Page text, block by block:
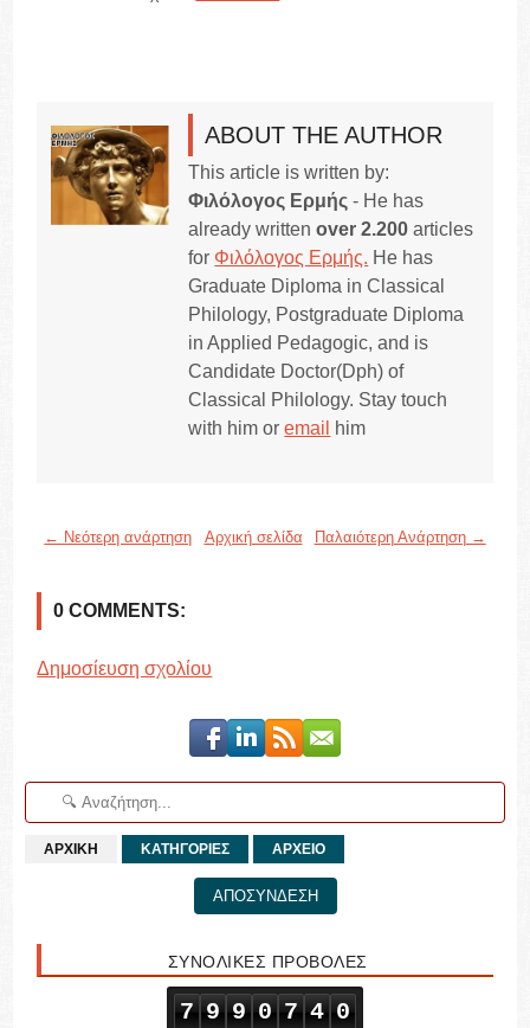
ABOUT THE AUTHOR
This article is written by:
Φιλόλογος Ερμής - He has
already writtenover 2.200 articles
for Φιλόλογος Ερμής. He has
Graduate Diploma in Classical
Philology, Postgraduate Diploma
in Applied Pedagogic, and is
Candidate Doctor(Dph) of
Classical Philology. Stay touch
with him oremail him
← Νεότερη ανάρτηση Παλαιότερη Ανάρτηση →
Αρχική σελίδα
0 COMMENTS:
Δημοσίευση σχολίου
ΑΡΧΙΚΗ ΚΑΤΗΓΟΡΙΕΣ ΑΡΧΕΙΟ
ΑΠΟΣΥΝΔΕΣΗ
ΣΥΝΟΛΙΚΕΣ ΠΡΟΒΟΛΕΣ
7 9 9 0 7 4 0